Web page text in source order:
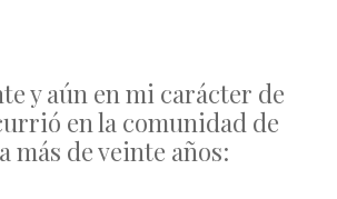
y aún en mi carácter de
en la comunidad de
más de veinte años: